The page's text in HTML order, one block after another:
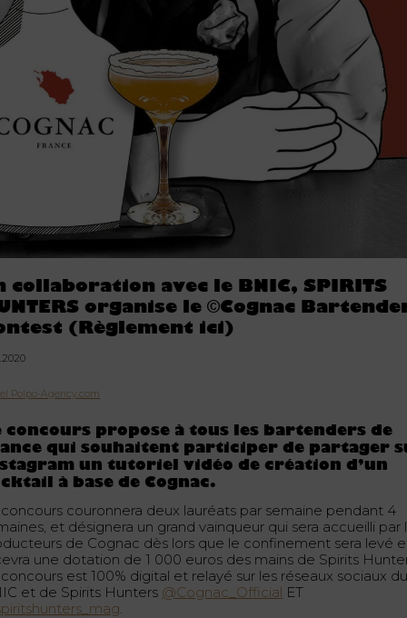
collaboration avec le BNIC, SPIRITS
organise le ©Cognac
(Règlement ici)
Polpo-Agency.com
concours propose à tous les bartenders de
qui souhaitent participer de partager
un tutoriel vidéo de création d’un
à base de Cognac.
couronnera deux lauréats par semaine pendant 4
et désignera un grand vainqueur qui sera accueilli par
de Cognac dès lors que le confinement sera levé
une dotation de 1 000 euros des mains de Spirits
est 100% digital et relayé sur les réseaux sociaux du
et de Spirits Hunters @Cognac_Official ET